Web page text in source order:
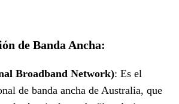
de Banda Ancha:
Broadband Network): Es el
de banda ancha de Australia, que